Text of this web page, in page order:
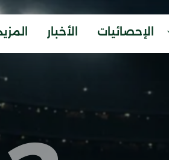
الإحصائيات الأخبار